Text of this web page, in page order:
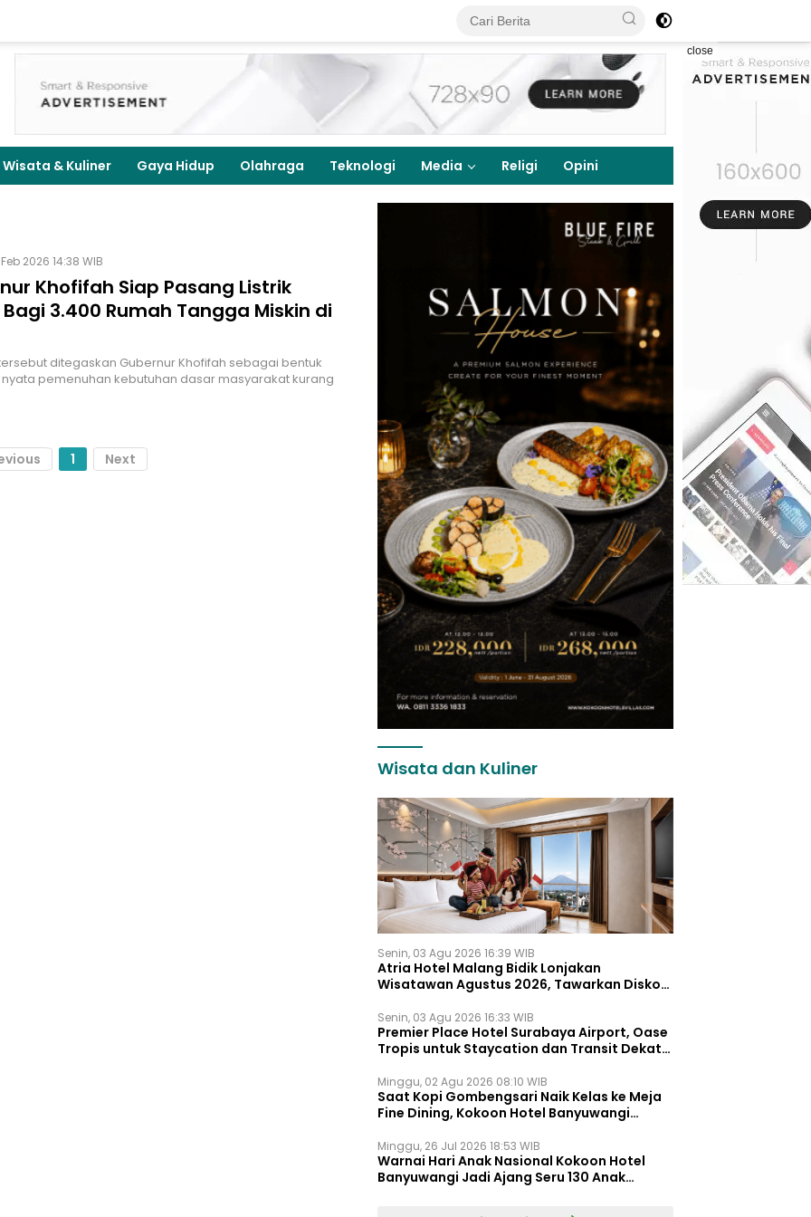
close
Wisata & Kuliner Gaya Hidup Olahraga Teknologi Media Religi Opini
2026 14:38 WIB
Khofifah Siap Pasang Listrik
3.400 Rumah Tangga Miskin di
ditegaskan Gubernur Khofifah sebagai bentuk
pemenuhan kebutuhan dasar masyarakat kurang
1 Next
Wisata dan Kuliner
Senin, 03 Agu 2026 16:39 WIB
Atria Hotel Malang Bidik Lonjakan
Wisatawan Agustus 2026, Tawarkan Diskon
Senin, 03 Agu 2026 16:33 WIB
Premier Place Hotel Surabaya Airport, Oase
Tropis untuk Staycation dan Transit Dekat
Minggu, 02 Agu 2026 08:10 WIB
Saat Kopi Gombengsari Naik Kelas ke Meja
Fine Dining, Kokoon Hotel Banyuwangi
Minggu, 26 Jul 2026 18:53 WIB
Warnai Hari Anak Nasional Kokoon Hotel
Banyuwangi Jadi Ajang Seru 130 Anak